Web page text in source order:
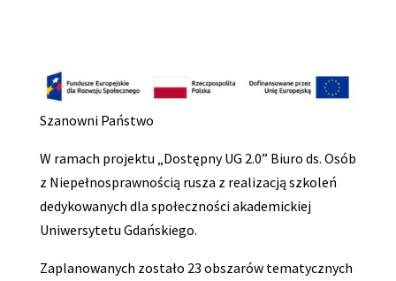
Szanowni Państwo
W ramach projektu „Dostępny UG 2.0” Biuro ds. Osób
z Niepełnosprawnością rusza z realizacją szkoleń
dedykowanych dla społeczności akademickiej
Uniwersytetu Gdańskiego.
Zaplanowanych zostało 23 obszarów tematycznych